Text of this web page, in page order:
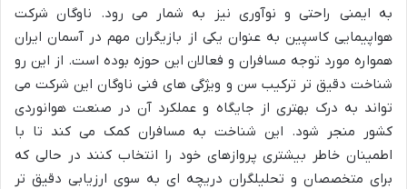
به ایمنی راحتی و نوآوری نیز به شمار می رود. ناوگان شرکت
هواپیمایی کاسپین به عنوان یکی از بازیگران مهم در آسمان ایران
همواره مورد توجه مسافران و فعالان این حوزه بوده است. از این رو
شناخت دقیق تر ترکیب سن و ویژگی های فنی ناوگان این شرکت می
تواند به درک بهتری از جایگاه و عملکرد آن در صنعت هوانوردی
کشور منجر شود. این شناخت به مسافران کمک می کند تا با
اطمینان خاطر بیشتری پروازهای خود را انتخاب کنند در حالی که
برای متخصصان و تحلیلگران دریچه ای به سوی ارزیابی دقیق تر